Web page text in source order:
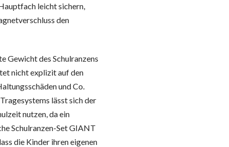
leicht sichern,
den
Gewicht des Schulranzens
nicht explizit auf den
und Co.
lässt sich der
nutzen, da ein
Schulranzen-Set GIANT
die Kinder ihren eigenen